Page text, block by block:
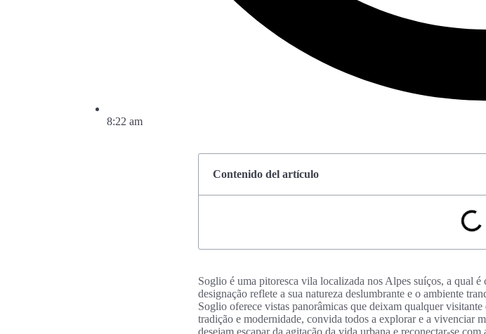
8:22 am
Contenido del artículo
Soglio é uma pitoresca vila localizada nos Alpes suíços, a qual é
designação reflete a sua natureza deslumbrante e o ambiente
Soglio oferece vistas panorâmicas que deixam qualquer
tradição e modernidade, convida todos a explorar e a vivenciar